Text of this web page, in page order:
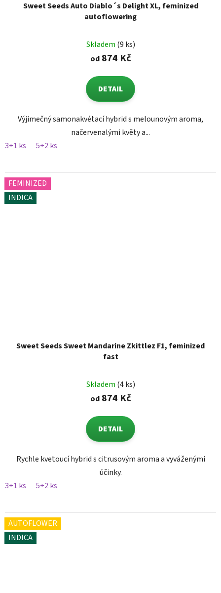
Sweet Seeds Auto Diablo´s Delight XL, feminized
autoflowering
Skladem (9 ks)
od874 Kč
DETAIL
Výjimečný samonakvétací hybrid s melounovým aroma,
načervenalými květy a...
3+1 ks
5+2 ks
FEMINIZED
INDICA
Sweet Seeds Sweet Mandarine Zkittlez F1, feminized
fast
Skladem (4 ks)
od874 Kč
DETAIL
Rychle kvetoucí hybrid s citrusovým aroma a vyváženými
účinky.
3+1 ks
5+2 ks
AUTOFLOWER
INDICA